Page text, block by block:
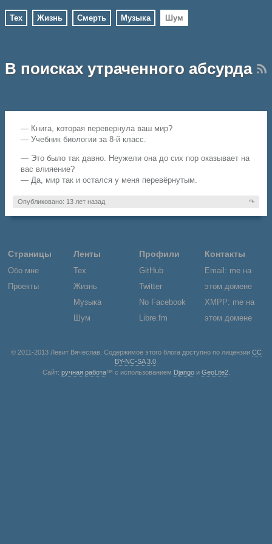
Тех Жизнь Смерть Музыка Шум
В поисках утраченного абсурда
— Книга, которая перевернула ваш мир?
— Учебник биологии за 8-й класс.
— Это было так давно. Неужели она до сих пор оказывает на
вас влияение?
— Да, мир так и остался у меня перевёрнутым.
Опубликовано: 13 лет назад ↷
Страницы
Обо мне
Проекты
Ленты
Тех
Жизнь
Музыка
Шум
Профили
GitHub
Twitter
No Facebook
Libre.fm
Контакты
Email: me на
этом домене
XMPP: me на
этом домене
© 2011-2013 Левит Вячеслав. Содержимое этого блога доступно по лицензии CC
BY-NC-SA 3.0.
Сайт: ручная работа™ с использованием Djangoи GeoLite2.